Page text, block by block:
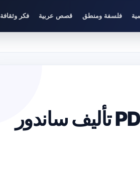
فلسفة ومنطق قصص عربية فكر وثقافة
تحميل كتاب كازانوفا في بولزانو PDF تأليف ساندور